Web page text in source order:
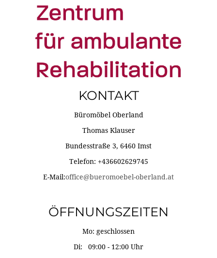
KONTAKT
Büromöbel Oberland
Thomas Klauser
Bundesstraße 3, 6460 Imst
Telefon: +436602629745
E-Mail:office@bueromoebel-oberland.at
ÖFFNUNGSZEITEN
Mo: geschlossen
Di: 09:00 - 12:00 Uhr